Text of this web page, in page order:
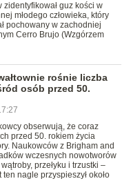
zidentyfikował guz kości w
młodego człowieka, który
pochowany w zachodniej
Cerro Brujo (Wzgórzem
rośnie liczba
osób przed 50.
obserwują, że coraz
przed 50. rokiem życia
Naukowców z Brigham and
wczesnych nowotworów
przełyku i trzustki –
nagle przyspieszył około